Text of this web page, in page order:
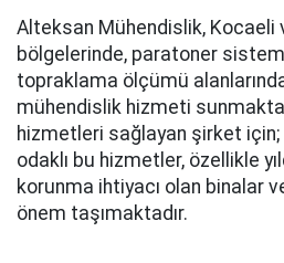
Alteksan Mühendislik, Kocaeli
bölgelerinde, paratoner
topraklama ölçümü
mühendislik hizmeti
hizmetleri sağlayan şirket
odaklı bu hizmetler, özellikle
korunma ihtiyacı olan binalar
önem taşımaktadır.